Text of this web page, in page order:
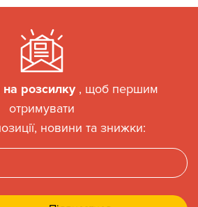
на розсилку , щоб першим
отримувати
новини та знижки: